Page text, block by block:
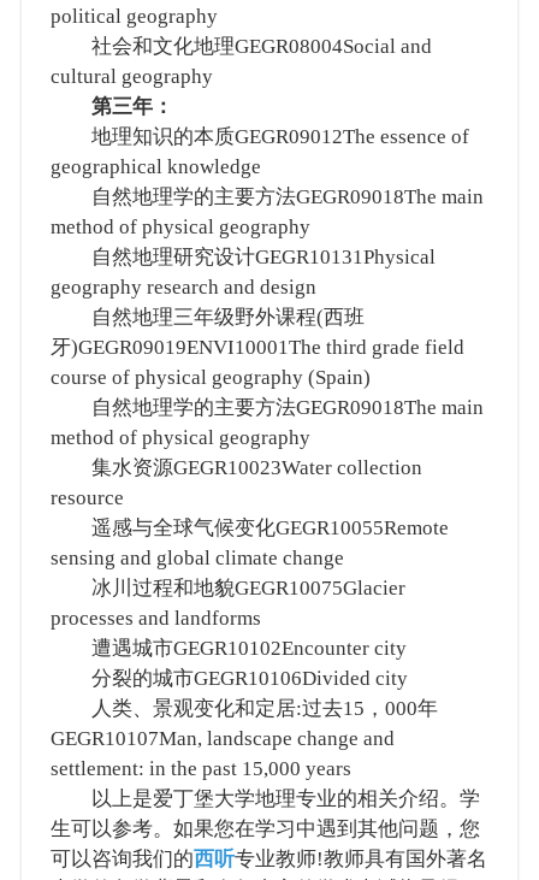
political geography
社会和文化地理GEGR08004Social and
cultural geography
第三年：
地理知识的本质GEGR09012The essence of
geographical knowledge
自然地理学的主要方法GEGR09018The main
method of physical geography
自然地理研究设计GEGR10131Physical
geography research and design
自然地理三年级野外课程(西班
牙)GEGR09019ENVI10001The third grade field
course of physical geography (Spain)
自然地理学的主要方法GEGR09018The main
method of physical geography
集水资源GEGR10023Water collection
resource
遥感与全球气候变化GEGR10055Remote
sensing and global climate change
冰川过程和地貌GEGR10075Glacier
processes and landforms
遭遇城市GEGR10102Encounter city
分裂的城市GEGR10106Divided city
人类、景观变化和定居:过去15，000年
GEGR10107Man, landscape change and
settlement: in the past 15,000 years
以上是爱丁堡大学地理专业的相关介绍。学
生可以参考。如果您在学习中遇到其他问题，您
可以咨询我们的西听专业教师!教师具有国外著名